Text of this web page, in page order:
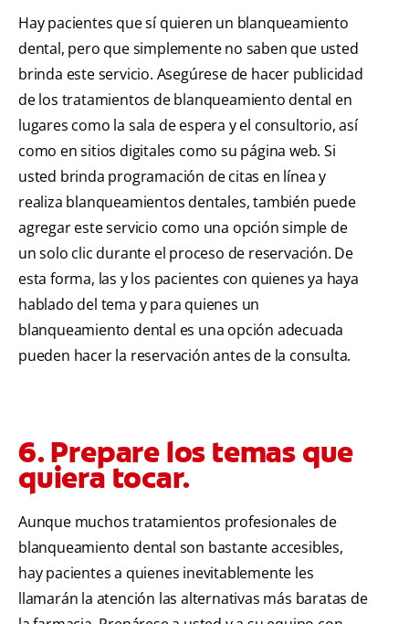
Hay pacientes que sí quieren un blanqueamiento
dental, pero que simplemente no saben que usted
brinda este servicio. Asegúrese de hacer publicidad
de los tratamientos de blanqueamiento dental en
lugares como la sala de espera y el consultorio, así
como en sitios digitales como su página web. Si
usted brinda programación de citas en línea y
realiza blanqueamientos dentales, también puede
agregar este servicio como una opción simple de
un solo clic durante el proceso de reservación. De
esta forma, las y los pacientes con quienes ya haya
hablado del tema y para quienes un
blanqueamiento dental es una opción adecuada
pueden hacer la reservación antes de la consulta.
6. Prepare los temas que
quiera tocar.
Aunque muchos tratamientos profesionales de
blanqueamiento dental son bastante accesibles,
hay pacientes a quienes inevitablemente les
llamarán la atención las alternativas más baratas de